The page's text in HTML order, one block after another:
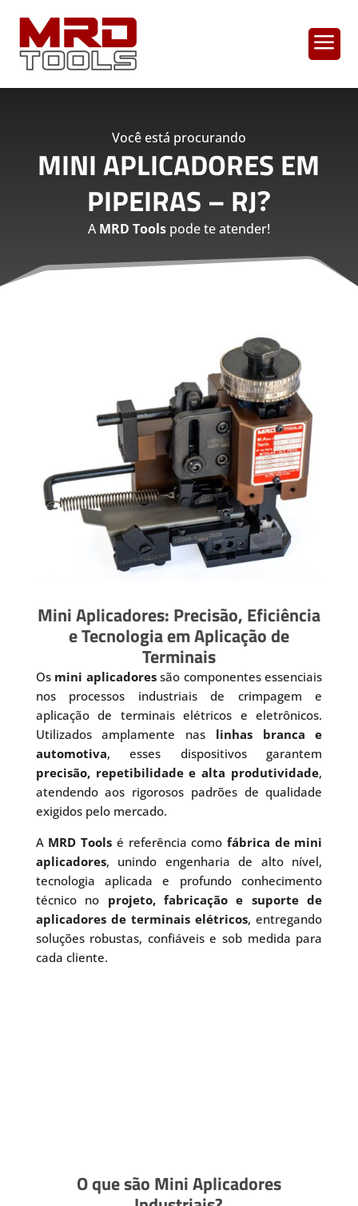
a
Você está procurando
MINI APLICADORES EM
PIPEIRAS – RJ?
AMRD Toolspode te atender!
Mini Aplicadores: Precisão, Eficiência
e Tecnologia em Aplicação de
Terminais
Os mini aplicadoressão componentes essenciais
nos processos industriais de crimpagem e
aplicação de terminais elétricos e eletrônicos.
Utilizados amplamente nas linhas branca e
automotiva, esses dispositivos garantem
precisão, repetibilidade e alta produtividade,
atendendo aos rigorosos padrões de qualidade
exigidos pelo mercado.
A MRD Tools é referência como fábrica de mini
aplicadores, unindo engenharia de alto nível,
tecnologia aplicada e profundo conhecimento
técnico no projeto, fabricação e suporte de
aplicadores de terminais elétricos, entregando
soluções robustas, confiáveis e sob medida para
cada cliente.
O que são Mini Aplicadores